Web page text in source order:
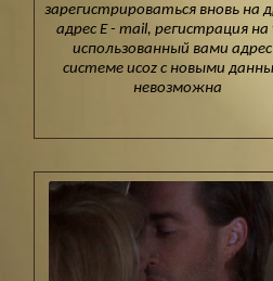
зарегистрироваться вновь на
адрес E - mail, регистрация
использованный вами адрес
системе ucoz с новыми
невозможна